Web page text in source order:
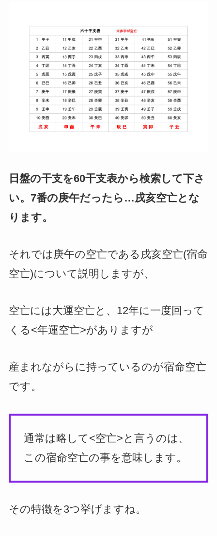
日盤の干支を60干支表から検索して下さ
い。7番の庚午だったら…戌亥空亡とな
ります。
それでは庚午の空亡である戌亥空亡(宿命
空亡)について説明しますが、
空亡には大運空亡と、12年に一度回って
くる<年運空亡>がありますが
産まれながらに持っているのが宿命空亡
です。
通常は略して<空亡>と言うのは、
この宿命空亡の事を意味します。
その特徴を3つ挙げますね。